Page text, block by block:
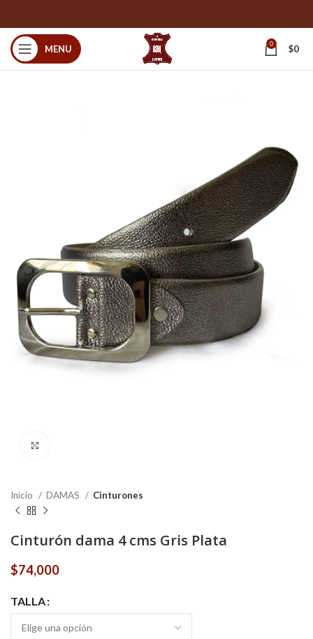
MENU 0 $0
Inicio DAMAS Cinturones
Cinturón dama 4 cms Gris Plata
$74,000
TALLA